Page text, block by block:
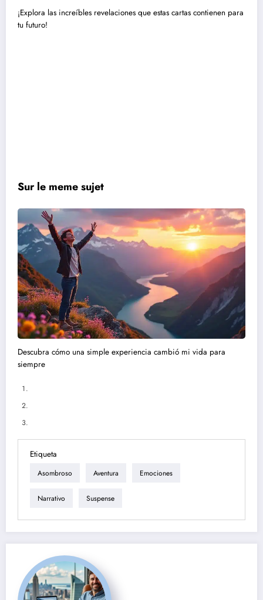
¡Explora las increíbles revelaciones que estas cartas contienen para
tu futuro!
Sur le meme sujet
Descubra cómo una simple experiencia cambió mi vida para
siempre
Etiqueta
Asombroso Aventura Emociones
Narrativo Suspense